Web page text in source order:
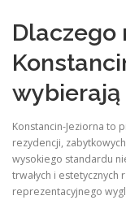
Dlaczego
wybierają
Konstancin-Jeziorna to
rezydencji,
wysokiego standardu
trwałych i
reprezentacyjnego